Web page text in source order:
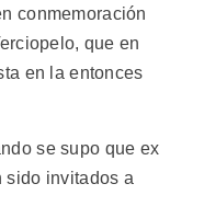
conmemoración
que en
en la entonces
se supo que ex
sido invitados a